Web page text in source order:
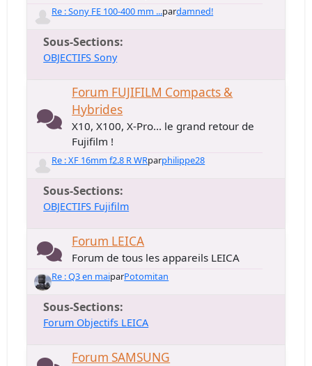
Re : Sony FE 100-400 mm ...pardamned!
Sous-Sections
OBJECTIFS Sony
Forum FUJIFILM Compacts &
Hybrides
X10, X100, X-Pro... le grand retour de
Fujifilm !
Re : XF 16mm f2.8 R WRparphilippe28
Sous-Sections
OBJECTIFS Fujifilm
Forum LEICA
Forum de tous les appareils LEICA
Re : Q3 en maiparPotomitan
Sous-Sections
Forum Objectifs LEICA
Forum SAMSUNG